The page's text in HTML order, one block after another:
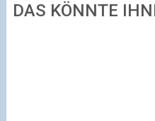
DAS KÖNNTE